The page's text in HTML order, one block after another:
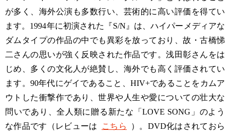
が多く、海外公演も多数行い、芸術的に高い評価を得てい
ます。1994年に初演された『S/N』は、ハイパーメディアな
ダムタイプの作品の中でも異彩を放っており、故・古橋悌
二さんの思いが強く反映された作品です。浅田彰さんをは
じめ、多くの文化人が絶賛し、海外でも高く評価されてい
ます。90年代にゲイであること、HIV+であることをカムア
ウトした衝撃作であり、世界や人生や愛についての壮大な
問いであり、全人類に贈る新たな「LOVE SONG」のよう
な作品です（レビューは
こちら
）。DVD化はされておら